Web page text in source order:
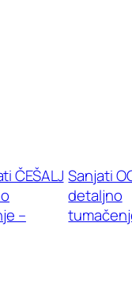
ČEŠALJ
–
Sanjati
detaljno